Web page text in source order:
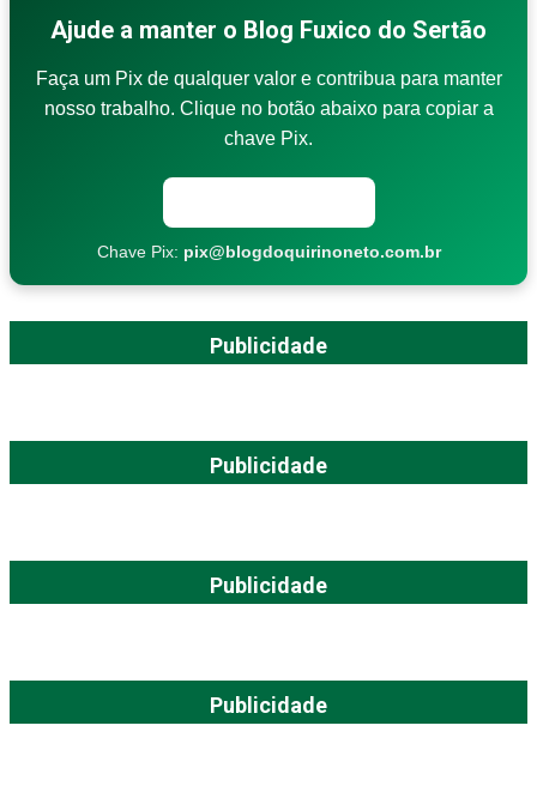
Ajude a manter o Blog Fuxico do Sertão
Faça um Pix de qualquer valor e contribua para manter
nosso trabalho. Clique no botão abaixo para copiar a
chave Pix.
Chave Pix: pix@blogdoquirinoneto.com.br
Publicidade
Publicidade
Publicidade
Publicidade